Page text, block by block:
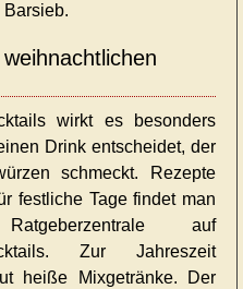
wirkt es besonders
Drink entscheidet, der
schmeckt. Rezepte
festliche Tage findet man
auf
Zur Jahreszeit
heiße Mixgetränke. Der